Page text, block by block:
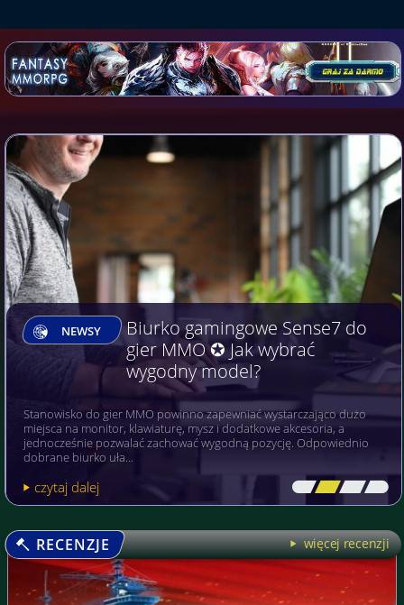
NEWSY
Biurko gamingowe Sense7 do
gier MMO ✪ Jak wybrać
wygodny model?
Stanowisko do gier MMO powinno zapewniać wystarczająco dużo
miejsca na monitor, klawiaturę, mysz i dodatkowe akcesoria, a
jednocześnie pozwalać zachować wygodną pozycję. Odpowiednio
dobrane biurko uła…
czytaj dalej [\ \\ \\ \]
RECENZJE więcej recenzji